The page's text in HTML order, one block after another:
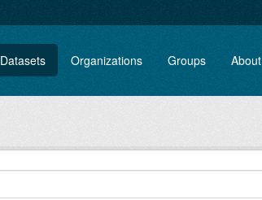
Datasets Organizations Groups About